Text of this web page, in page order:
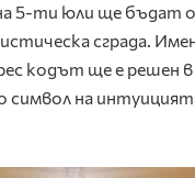
5-ти юли ще бъдат
сграда.
кодът ще е
на